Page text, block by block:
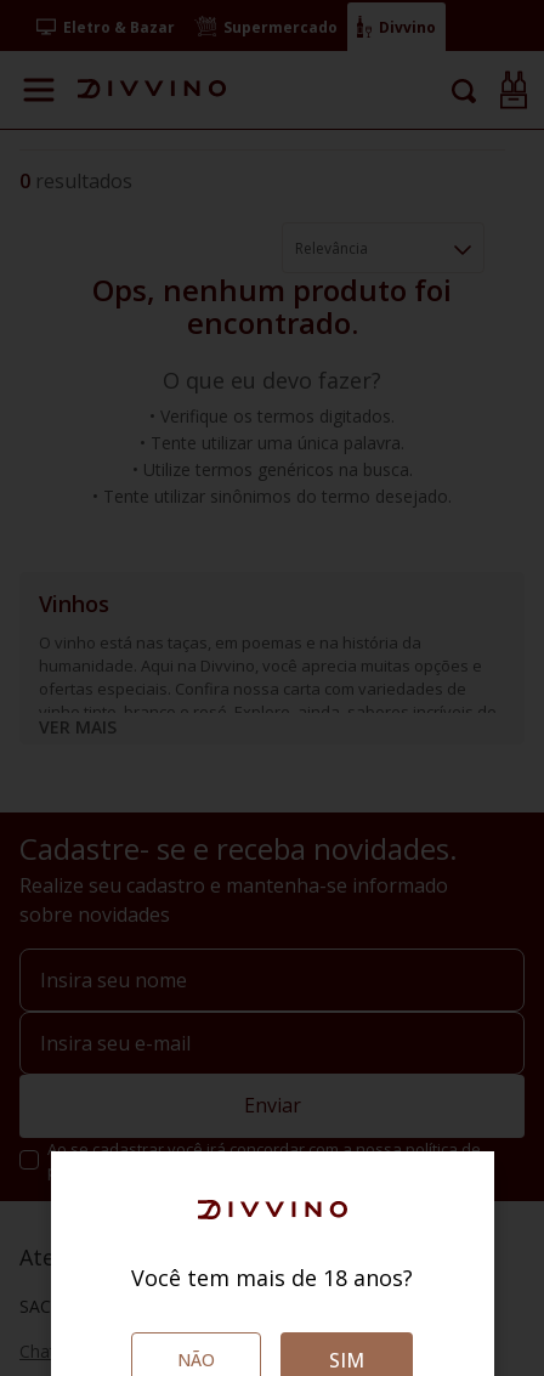
Eletro & Bazar Supermercado Divvino
0
Relevância
O que eu devo fazer?
Verifique os termos digitados.
Tente utilizar uma única palavra.
Utilize termos genéricos na busca.
Tente utilizar sinônimos do termo desejado.
Vinhos
O vinho está nas taças, em poemas e na história da
humanidade. Aqui na Divvino, você aprecia muitas opções e
ofertas especiais. Confira nossa carta com variedades de
vinho tinto, branco e rosé. Explore, ainda, sabores incríveis de
espumantes e frisantes.
VER MAIS
Cadastre- se e receba novidades.
Realize seu cadastro e mantenha-se informado
sobre novidades
Enviar
Ao se cadastrar você irá concordar com a nossa política de
privacidade.
Atendimento
SAC (48) 4020 2004
Chat
Você tem mais de 18 anos?
NÃO SIM